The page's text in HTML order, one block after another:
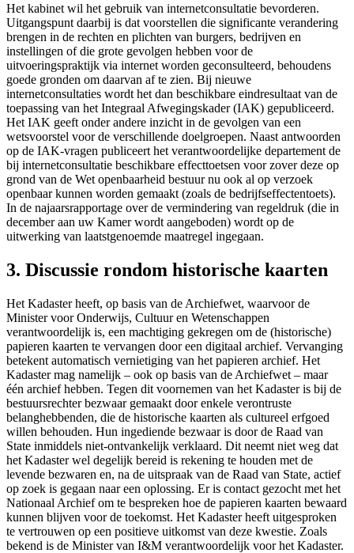
Het kabinet wil het gebruik van internetconsultatie bevorderen.
Uitgangspunt daarbij is dat voorstellen die significante verandering
brengen in de rechten en plichten van burgers, bedrijven en
instellingen of die grote gevolgen hebben voor de
uitvoeringspraktijk via internet worden geconsulteerd, behoudens
goede gronden om daarvan af te zien. Bij nieuwe
internetconsultaties wordt het dan beschikbare eindresultaat van de
toepassing van het Integraal Afwegingskader (IAK) gepubliceerd.
Het IAK geeft onder andere inzicht in de gevolgen van een
wetsvoorstel voor de verschillende doelgroepen. Naast antwoorden
op de IAK-vragen publiceert het verantwoordelijke departement de
bij internetconsultatie beschikbare effecttoetsen voor zover deze op
grond van de Wet openbaarheid bestuur nu ook al op verzoek
openbaar kunnen worden gemaakt (zoals de bedrijfseffectentoets).
In de najaarsrapportage over de vermindering van regeldruk (die in
december aan uw Kamer wordt aangeboden) wordt op de
uitwerking van laatstgenoemde maatregel ingegaan.
3. Discussie rondom historische kaarten
Het Kadaster heeft, op basis van de Archiefwet, waarvoor de
Minister voor Onderwijs, Cultuur en Wetenschappen
verantwoordelijk is, een machtiging gekregen om de (historische)
papieren kaarten te vervangen door een digitaal archief. Vervanging
betekent automatisch vernietiging van het papieren archief. Het
Kadaster mag namelijk – ook op basis van de Archiefwet – maar
één archief hebben. Tegen dit voornemen van het Kadaster is bij de
bestuursrechter bezwaar gemaakt door enkele verontruste
belanghebbenden, die de historische kaarten als cultureel erfgoed
willen behouden. Hun ingediende bezwaar is door de Raad van
State inmiddels niet-ontvankelijk verklaard. Dit neemt niet weg dat
het Kadaster wel degelijk bereid is rekening te houden met de
levende bezwaren en, na de uitspraak van de Raad van State, actief
op zoek is gegaan naar een oplossing. Er is contact gezocht met het
Nationaal Archief om te bespreken hoe de papieren kaarten bewaard
kunnen blijven voor de toekomst. Het Kadaster heeft uitgesproken
te vertrouwen op een positieve uitkomst van deze kwestie. Zoals
bekend is de Minister van I&M verantwoordelijk voor het Kadaster.